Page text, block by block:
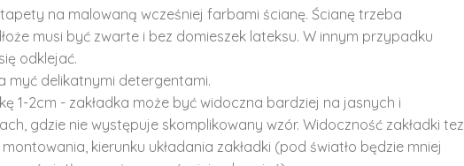
na malowaną wcześniej farbami ścianę. Ścianę trzeba
musi być zwarte i bez domieszek lateksu. W innym przypadku
odklejać.
myć delikatnymi detergentami.
1-2cm - zakładka może być widoczna bardziej na jasnych i
gdzie nie występuje skomplikowany wzór. Widoczność zakładki tez
kierunku układania zakładki (pod światło będzie mniej